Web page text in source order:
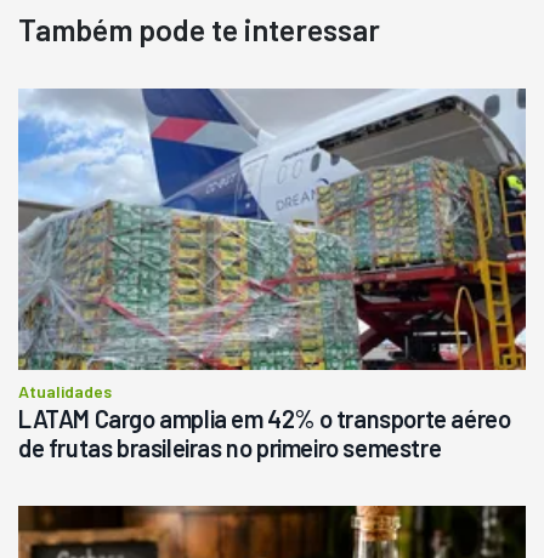
Destaque
Usado
Pá Carregadeira Cat 966
Ano 1987
Londrina
R$ 145.000
Consultar
Também pode te interessar
Atualidades
LATAM Cargo amplia em 42% o transporte aéreo
de frutas brasileiras no primeiro semestre